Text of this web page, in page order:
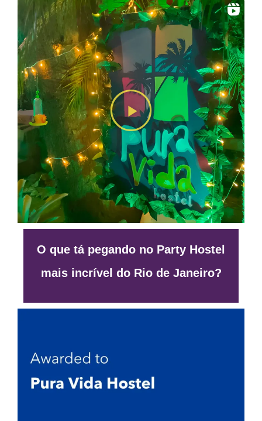
O que tá pegando no Party Hostel
mais incrível do Rio de Janeiro?